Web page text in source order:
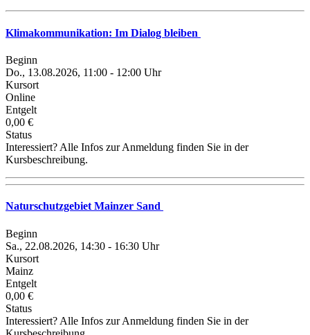
Klimakommunikation: Im Dialog bleiben
Beginn
Do., 13.08.2026, 11:00 - 12:00 Uhr
Kursort
Online
Entgelt
0,00 €
Status
Interessiert? Alle Infos zur Anmeldung finden Sie in der
Kursbeschreibung.
Naturschutzgebiet Mainzer Sand
Beginn
Sa., 22.08.2026, 14:30 - 16:30 Uhr
Kursort
Mainz
Entgelt
0,00 €
Status
Interessiert? Alle Infos zur Anmeldung finden Sie in der